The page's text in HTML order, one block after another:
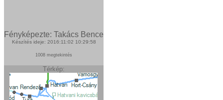
Fényképezte: Takács Bence
Készítés ideje: 2016:11:02 10:29:58
1008 megtekintés
Térkép: